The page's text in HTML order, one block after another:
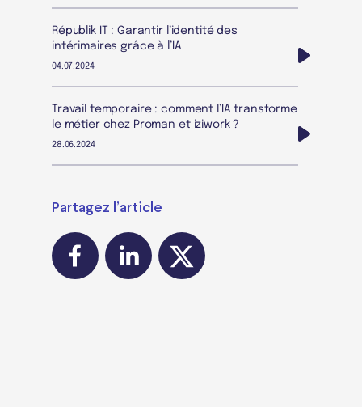
Républik IT : Garantir l’identité des
intérimaires grâce à l’IA
04.07.2024
Travail temporaire : comment l’IA transforme
le métier chez Proman et iziwork ?
28.06.2024
Partagez l’article